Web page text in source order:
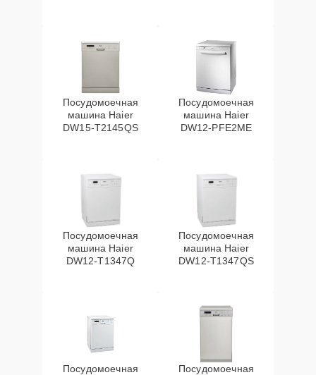
Посудомоечная
машина Haier
DW15-T2145QS
Посудомоечная
машина Haier
DW12-PFE2ME
Посудомоечная
машина Haier
DW12-T1347Q
Посудомоечная
машина Haier
DW12-T1347QS
Посудомоечная
Посудомоечная